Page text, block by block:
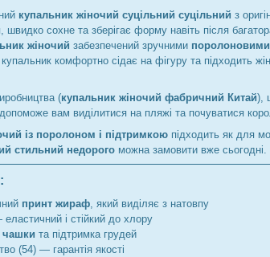
купальник жіночий суцільний суцільний з
швидко сохне та зберігає форму навіть після
жіночий забезпечений зручними
комфортно сідає на фігуру та підходить
(купальник жіночий фабричний Китай),
допоможе вам виділитися на пляжі та почуватися
із поролоном і підтримкою підходить як для
стильний недорого можна замовити вже сьогодні.
принт жираф , який виділяє з натовпу
і стійкий до хлору
чашки та підтримка грудей
(54) — гарантія якості